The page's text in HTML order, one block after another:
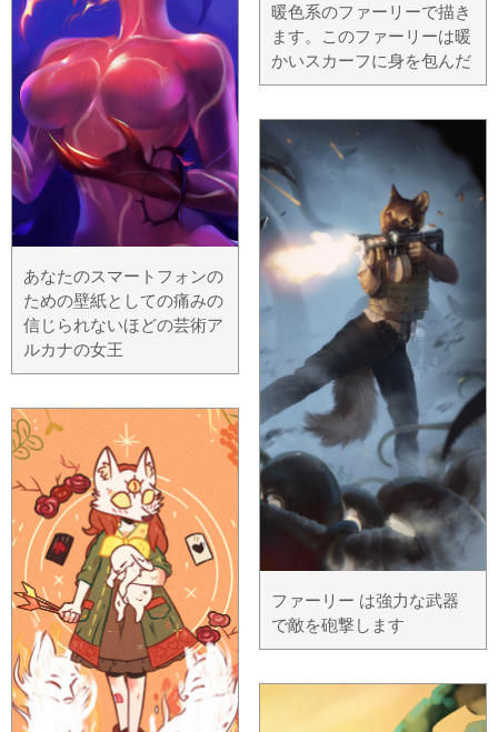
あなたのスマートフォンの
ための壁紙としての痛みの
信じられないほどの芸術ア
ルカナの女王
暖色系のファーリーで描き
ます。このファーリーは暖
かいスカーフに身を包んだ
ファーリー は強力な武器
で敵を砲撃します